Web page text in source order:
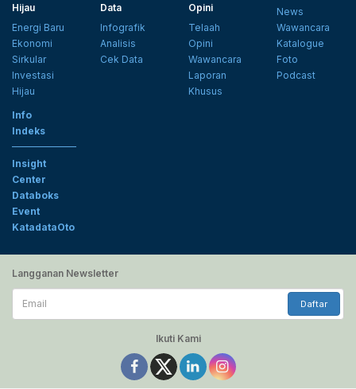
Hijau
Energi Baru
Ekonomi
Sirkular
Investasi
Hijau
Data
Infografik
Analisis
Cek Data
Opini
Telaah
Opini
Wawancara
Laporan
Khusus
News
Wawancara
Katalogue
Foto
Podcast
Info
Indeks
Insight
Center
Databoks
Event
KatadataOto
Langganan Newsletter
Email
Daftar
Ikuti Kami